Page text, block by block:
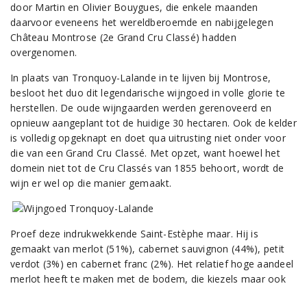
door Martin en Olivier Bouygues, die enkele maanden
daarvoor eveneens het wereldberoemde en nabijgelegen
Château Montrose (2e Grand Cru Classé) hadden
overgenomen.
In plaats van Tronquoy-Lalande in te lijven bij Montrose,
besloot het duo dit legendarische wijngoed in volle glorie te
herstellen. De oude wijngaarden werden gerenoveerd en
opnieuw aangeplant tot de huidige 30 hectaren. Ook de kelder
is volledig opgeknapt en doet qua uitrusting niet onder voor
die van een Grand Cru Classé. Met opzet, want hoewel het
domein niet tot de Cru Classés van 1855 behoort, wordt de
wijn er wel op die manier gemaakt.
Proef deze indrukwekkende Saint-Estèphe maar. Hij is
gemaakt van merlot (51%), cabernet sauvignon (44%), petit
verdot (3%) en cabernet franc (2%). Het relatief hoge aandeel
merlot heeft te maken met de bodem, die kiezels maar ook